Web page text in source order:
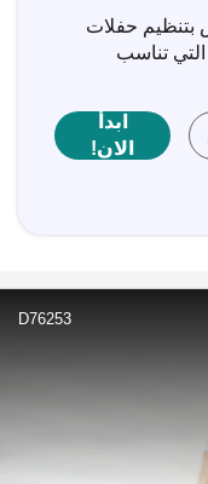
بتنظيم حفلات
تناسب
ابدأ
الان!
D76253